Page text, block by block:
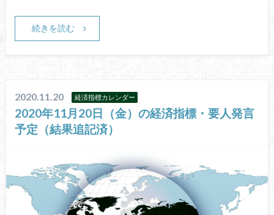
続きを読む
2020.11.20 経済指標カレンダー
2020年11月20日（金）の経済指標・要人発言
予定（結果追記済）